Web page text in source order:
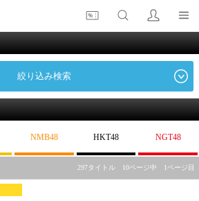
絞り込み検索
NMB48 HKT48 NGT48
297タイトル 10ページ中 1ページ目